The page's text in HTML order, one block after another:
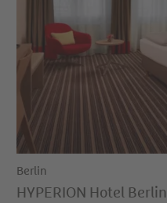
Berlin
HYPERION Hotel Berlin